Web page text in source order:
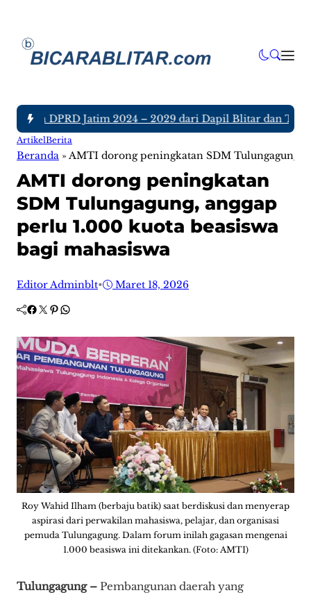
DPRD Jatim 2024 – 2029 dari Dapil Blitar dan
ArtikelBerita
Beranda » AMTI dorong peningkatan SDM Tulungagung,
AMTI dorong peningkatan
SDM Tulungagung, anggap
perlu 1.000 kuota beasiswa
bagi mahasiswa
Editor Adminblt• Maret 18, 2026
Facebook Twitter Pinterest WhatsApp
Roy Wahid Ilham (berbaju batik) saat berdiskusi dan menyerap
aspirasi dari perwakilan mahasiswa, pelajar, dan organisasi
pemuda Tulungagung. Dalam forum inilah gagasan mengenai
1.000 beasiswa ini ditekankan. (Foto: AMTI)
Tulungagung – Pembangunan daerah yang